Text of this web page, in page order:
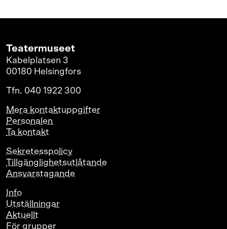
Teatermuseet
Kabelplatsen 3
00180 Helsingfors
Tfn. 040 1922 300
Mera kontaktuppgifter
Personalen
Ta kontakt
Sekretesspolicy
Tillgänglighetsutlåtande
Ansvarstagande
Info
Utställningar
Aktuellt
För grupper